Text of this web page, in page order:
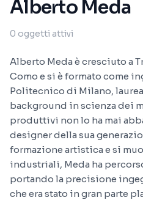
Alberto Meda
0 oggetti attivi
Alberto Meda è cresciuto a
Como e si è formato come
Politecnico di Milano,
background in scienza dei
produttivi non lo ha mai
designer della sua
formazione artistica e si
industriali, Meda ha
portando la precisione
che era stato in gran parte